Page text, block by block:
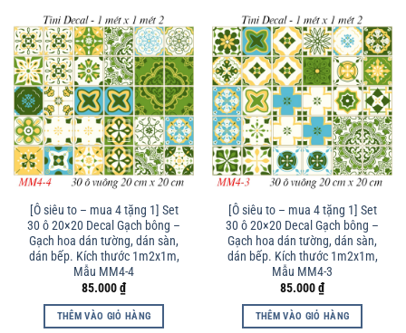
[Ô siêu to – mua 4 tặng 1] Set
30 ô 20×20 Decal Gạch bông –
Gạch hoa dán tường, dán sàn,
dán bếp. Kích thước 1m2x1m,
Mẫu MM4-4
85.000₫
THÊM VÀO GIỎ HÀNG
[Ô siêu to – mua 4 tặng 1] Set
30 ô 20×20 Decal Gạch bông –
Gạch hoa dán tường, dán sàn,
dán bếp. Kích thước 1m2x1m,
Mẫu MM4-3
85.000₫
THÊM VÀO GIỎ HÀNG